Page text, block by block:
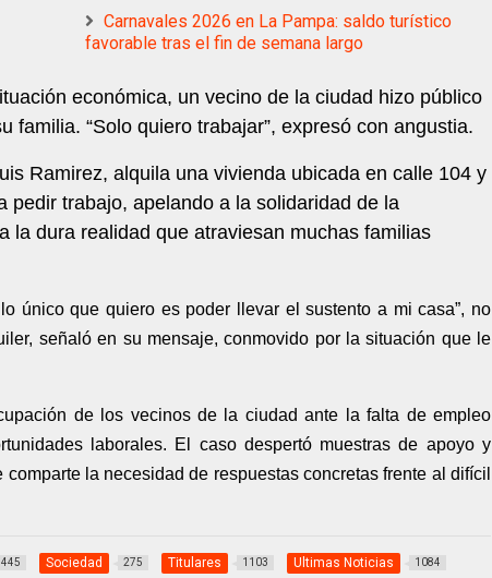
Carnavales 2026 en La Pampa: saldo turístico
favorable tras el fin de semana largo
económica, un vecino de la ciudad hizo público
familia. “Solo quiero trabajar”, expresó con angustia.
Ramirez, alquila una vivienda ubicada en calle 104 y
pedir trabajo, apelando a la solidaridad de la
la dura realidad que atraviesan muchas familias
único que quiero es poder llevar el sustento a mi casa”, no
señaló en su mensaje, conmovido por la situación que le
de los vecinos de la ciudad ante la falta de empleo
laborales. El caso despertó muestras de apoyo y
la necesidad de respuestas concretas frente al difícil
445 Sociedad 275 Titulares 1103 Ultimas Noticias 1084